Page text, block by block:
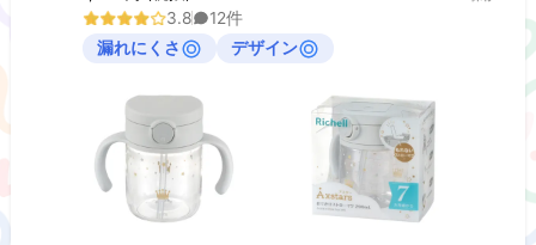
3.8 12件
漏れにくさ
デザイン